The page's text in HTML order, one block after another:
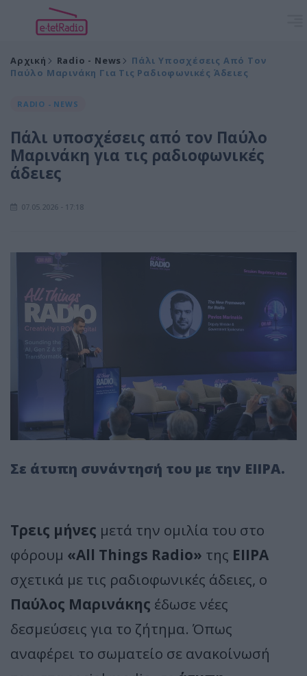
Αρχική Radio - News
Πάλι Υποσχέσεις Από Τον
Παύλο Μαρινάκη Για Τις Ραδιοφωνικές Άδειες
RADIO - NEWS
Πάλι υποσχέσεις από τον Παύλο
Μαρινάκη για τις ραδιοφωνικές
άδειες
07.05.2026 - 17:18
Σε άτυπη συνάντησή του με την ΕΙΙΡΑ.
Τρεις μήνες μετά την ομιλία του στο
φόρουμ «All Things Radio» της ΕΙΙΡΑ
σχετικά με τις ραδιοφωνικές άδειες, ο
Παύλος Μαρινάκης έδωσε νέες
δεσμεύσεις για το ζήτημα. Όπως
αναφέρει το σωματείο σε ανακοίνωσή